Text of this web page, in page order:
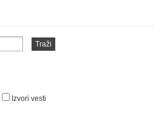
Traži
Izvori vesti